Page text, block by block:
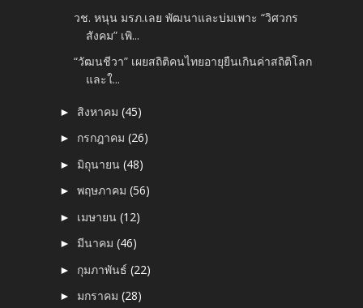
วช. หนุน มรภ.เลย พัฒนาและบ่มเพาะ “วิศวกร
สังคม” เพิ...
“วัฒนชีวา” เผยสถิติคนไทยอายุยืนเกินค่าสถิติโลก
และใ...
► สิงหาคม(45)
► กรกฎาคม(26)
► มิถุนายน(48)
►พฤษภาคม(56)
► เมษายน(12)
► มีนาคม(46)
► กุมภาพันธ์(22)
► มกราคม(28)